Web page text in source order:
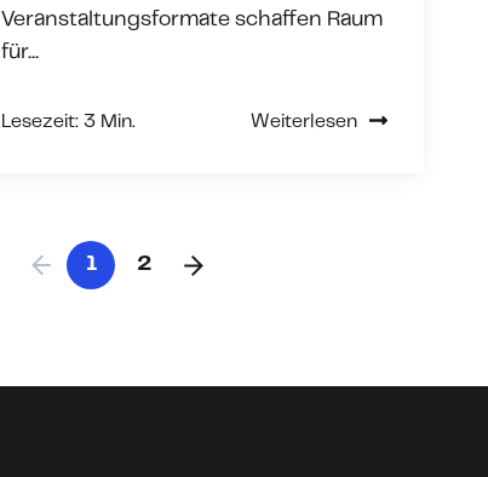
Veranstaltungsformate schaffen Raum
für...
Lesezeit: 3 Min. Weiterlesen
1 2